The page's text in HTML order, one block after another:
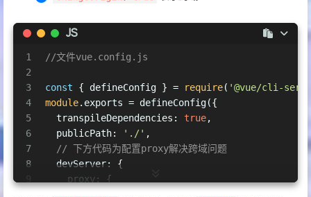
JS
1
2
3
4
5
6
7
8
//文件vue.config.js
const { defineConfig } = require( '@vue/cli-
module.exports = defineConfig({
transpileDependencies : true,
publicPath: './' ,
// 下方代码为配置proxy解决跨域问题
devServer: {
proxy: {